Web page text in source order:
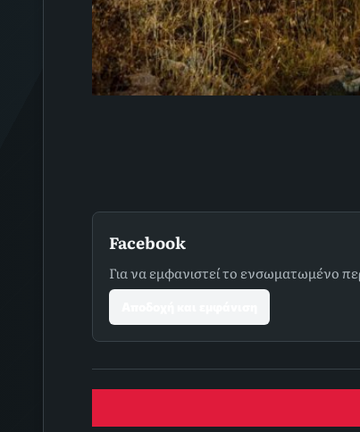
Facebook
Για να εμφανιστεί το ενσωματωμένο